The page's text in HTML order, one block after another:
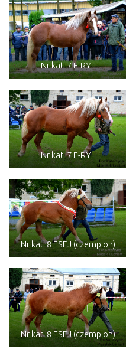
Nr kat. 7 E-RYL
Nr kat. 7 E-RYL
Nr kat. 8 ESEJ (czempion)
Nr kat. 8 ESEJ (czempion)